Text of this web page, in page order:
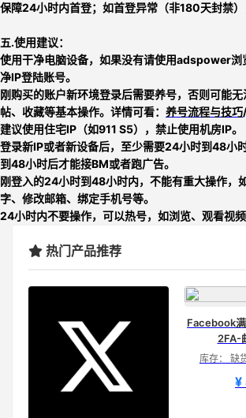
保障24小时内首登；如首登异常（非180天封禁
五.使用建议：
使用干净电脑设备，如果没有请使用adspower浏
净IP登陆账号。
刚购买的账户新环境登录后需要养号，否则可能
帖、收藏等基本操作。详情可看： 养号流程与技巧/
建议使用住宅IP（如911 S5），禁止使用机房IP。
登录新IP或者新设备后，至少需要24小时到48小
到48小时后才能接BM或者跑广告。
刚登入的24小时到48小时内，不能有重大操作，
字、修改邮箱、绑定手机号等。
24小时内不要操作，可以热号，如浏览、观看视
热门产品推荐
Facebook
2FA-
库存： 缺
¥